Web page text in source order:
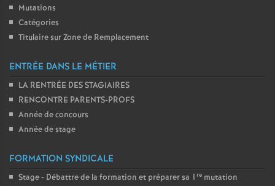
Mutations
Catégories
Titulaire sur Zone de Remplacement
ENTRÉE DANS LE MÉTIER
LA RENTRÉE DES STAGIAIRES
RENCONTRE PARENTS-PROFS
Année de concours
Année de stage
FORMATION SYNDICALE
Stage - Débattre de la formation et préparer sa 1 re mutation